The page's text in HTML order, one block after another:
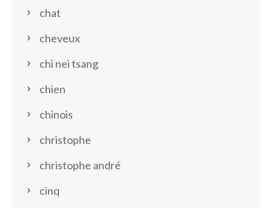
chat
cheveux
chi nei tsang
chien
chinois
christophe
christophe andré
cinq